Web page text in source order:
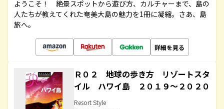
ようこそ！ 絶景スポットから遊び方、カルチャーまで、島の
人たちが教えてくれた奄美大島の魅力を1冊に凝縮。さあ、島
旅へ。
詳細を見る
Ｒ０２ 地球の歩き方 リゾートスタ
イル ハワイ島 ２０１９～２０２０
Resort Style